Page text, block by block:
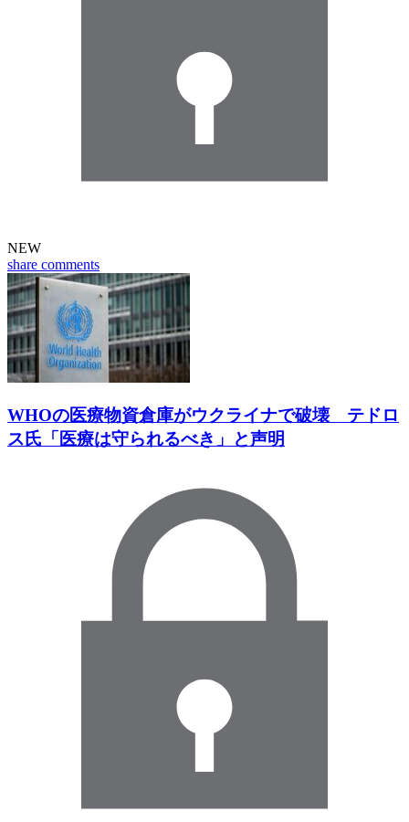
NEW
share comments
WHOの医療物資倉庫がウクライナで破壊 テドロ
ス氏「医療は守られるべき」と声明